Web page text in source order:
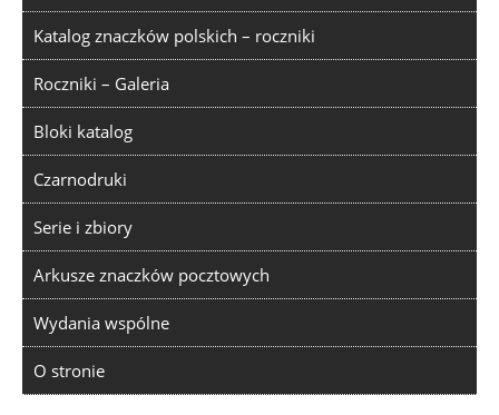
Katalog znaczków polskich – roczniki
Roczniki – Galeria
Bloki katalog
Czarnodruki
Serie i zbiory
Arkusze znaczków pocztowych
Wydania wspólne
O stronie